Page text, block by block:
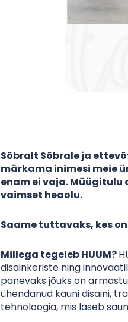
Sõbralt Sõbrale ja
märkama inimesi meie
enam ei vaja.
vaimset heaolu.
Saame tuttavaks, kes on
Millega tegeleb HUUM?
disainkeriste ning
panevaks jõuks on
ühendanud kauni disaini,
tehnoloogia, mis laseb